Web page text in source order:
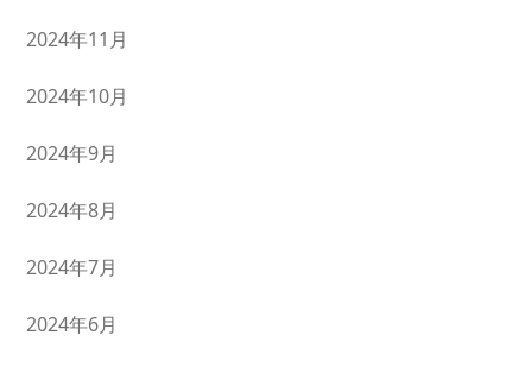
2024年11月
2024年10月
2024年9月
2024年8月
2024年7月
2024年6月